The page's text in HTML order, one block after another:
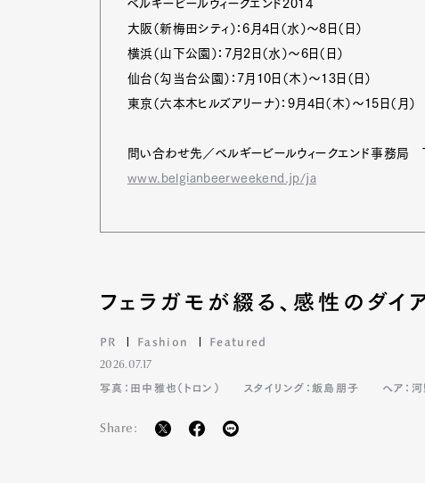
ベルギービールウィークエンド2014
大阪（新梅田シティ）：6月4日（水）～8日（日）
横浜（山下公園）：7月2日（水）～6日（日）
仙台（勾当台公園）：7月10日（木）～13日（日）
東京（六本木ヒルズアリーナ）：9月4日（木）～15日（月）
問い合わせ先／ベルギービールウィークエンド事務
www.belgianbeerweekend.jp/ja
フェラガモが綴る、感性のダイ
PR Fashion Featured
2026.07.17
写真：田中雅也（トロン） スタイリング：飯島朋子 ヘア：
Share: